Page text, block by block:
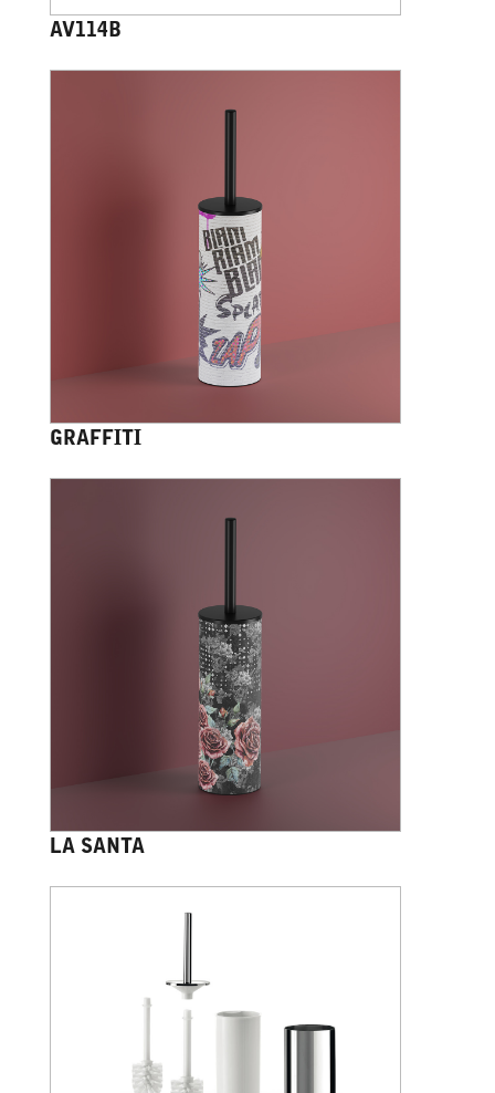
AV114B
GRAFFITI
LA SANTA